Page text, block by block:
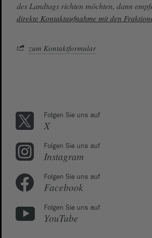
des Landtags richten möchten, dann
direkte Kontaktaufnahme mit den
zum Kontaktformular
Folgen Sie uns auf
X
Folgen Sie uns auf
Instagram
Folgen Sie uns auf
Facebook
Folgen Sie uns auf
YouTube